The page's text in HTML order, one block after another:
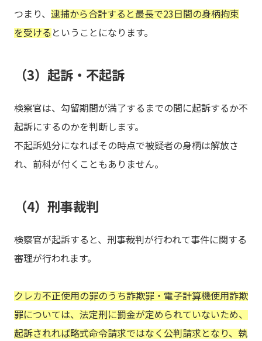
つまり、 逮捕から合計すると最長で23日間の身柄拘束
を受けるということになります。
（3）起訴・不起訴
検察官は、勾留期間が満了するまでの間に起訴するか不
起訴にするのかを判断します。
不起訴処分になればその時点で被疑者の身柄は解放さ
れ、前科が付くこともありません。
（4）刑事裁判
検察官が起訴すると、刑事裁判が行われて事件に関する
審理が行われます。
クレカ不正使用の罪のうち詐欺罪・電子計算機使用詐欺
罪については、法定刑に罰金が定められていないため、
起訴されれば略式命令請求ではなく公判請求となり、執